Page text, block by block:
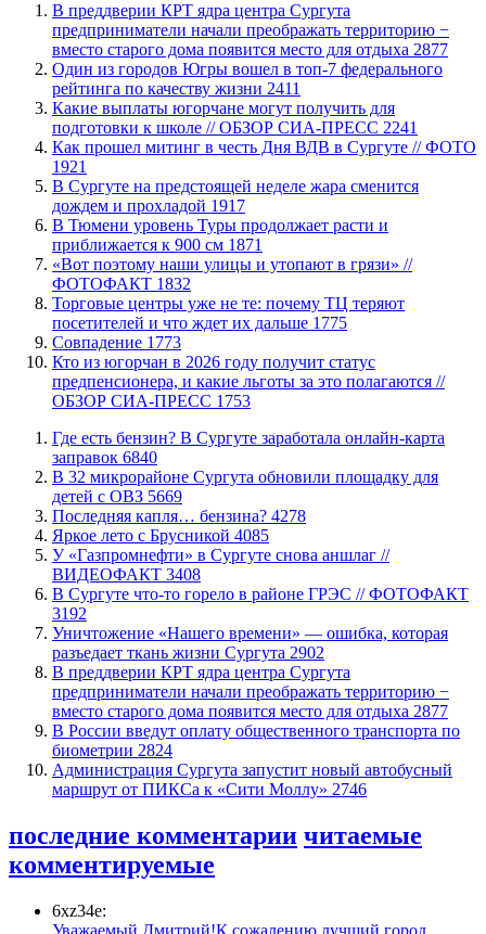
​В преддверии КРТ ядра центра Сургута
предприниматели начали преображать территорию −
вместо старого дома появится место для отдыха 2877
Один из городов Югры вошел в топ-7 федерального
рейтинга по качеству жизни 2411
Какие выплаты югорчане могут получить для
подготовки к школе // ОБЗОР СИА-ПРЕСС 2241
Как прошел митинг в честь Дня ВДВ в Сургуте // ФОТО
1921
В Сургуте на предстоящей неделе жара сменится
дождем и прохладой 1917
В Тюмени уровень Туры продолжает расти и
приближается к 900 см 1871
«Вот поэтому наши улицы и утопают в грязи» //
ФОТОФАКТ 1832
Торговые центры уже не те: почему ТЦ теряют
посетителей и что ждет их дальше 1775
​Совпадение 1773
Кто из югорчан в 2026 году получит статус
предпенсионера, и какие льготы за это полагаются //
ОБЗОР СИА-ПРЕСС 1753
​Где есть бензин? В Сургуте заработала онлайн-карта
заправок 6840
В 32 микрорайоне Сургута обновили площадку для
детей с ОВЗ 5669
​Последняя капля… бензина? 4278
Яркое лето с Брусникой 4085
У «Газпромнефти» в Сургуте снова аншлаг //
ВИДЕОФАКТ 3408
​В Сургуте что-то горело в районе ГРЭС // ФОТОФАКТ
3192
​Уничтожение «Нашего времени» — ошибка, которая
разъедает ткань жизни Сургута 2902
​В преддверии КРТ ядра центра Сургута
предприниматели начали преображать территорию −
вместо старого дома появится место для отдыха 2877
В России введут оплату общественного транспорта по
биометрии 2824
​Администрация Сургута запустит новый автобусный
маршрут от ПИКСа к «Сити Моллу» 2746
последние комментарии читаемые
комментируемые
6xz34e:
Уважаемый Дмитрий!К сожалению,лучший город